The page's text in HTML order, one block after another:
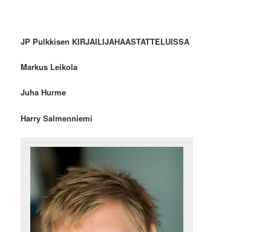
JP Pulkkisen KIRJAILIJAHAASTATTELUISSA
Markus Leikola
Juha Hurme
Harry Salmenniemi